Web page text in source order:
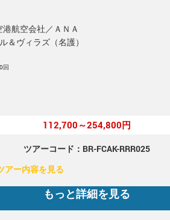
港航空会社／ＡＮＡ
＆ヴィラズ（名護）
回
112,700～254,800円
ツアーコード：BR-FCAK-RRR025
アー内容を見る
もっと詳細を見る